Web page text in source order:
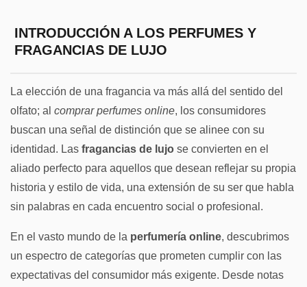
INTRODUCCIÓN A LOS PERFUMES Y
FRAGANCIASDE LUJO
La elección de una fragancia va más allá del sentido del
olfato; al comprar perfumes online, los consumidores
buscan una señal de distinción que se alinee con su
identidad. Las fragancias de lujo se convierten en el
aliado perfecto para aquellos que desean reflejar su propia
historia y estilo de vida, una extensión de su ser que habla
sin palabras en cada encuentro social o profesional.
En el vasto mundo de la perfumería online, descubrimos
un espectro de categorías que prometen cumplir con las
expectativas del consumidor más exigente. Desde notas